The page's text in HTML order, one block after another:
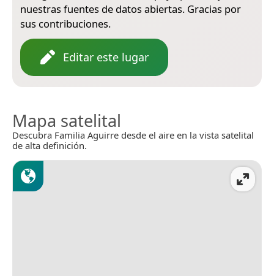
nuestras fuentes de datos abiertas. Gracias por
sus contribuciones.
Editar este lugar
Mapa satelital
Descubra Familia Aguirre desde el aire en la vista satelital
de alta definición.